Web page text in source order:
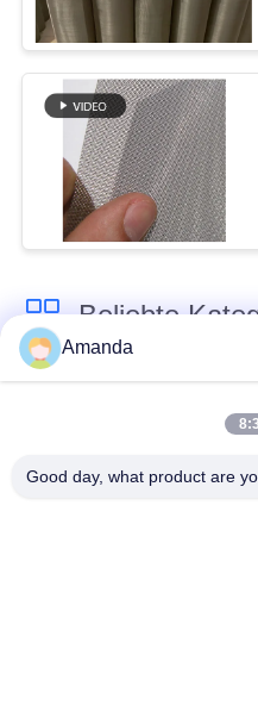
Beliebte
Amanda
Good day, what product are